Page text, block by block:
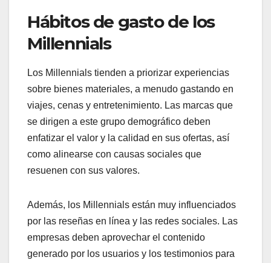
Hábitos de gasto de los
Millennials
Los Millennials tienden a priorizar experiencias
sobre bienes materiales, a menudo gastando en
viajes, cenas y entretenimiento. Las marcas que
se dirigen a este grupo demográfico deben
enfatizar el valor y la calidad en sus ofertas, así
como alinearse con causas sociales que
resuenen con sus valores.
Además, los Millennials están muy influenciados
por las reseñas en línea y las redes sociales. Las
empresas deben aprovechar el contenido
generado por los usuarios y los testimonios para